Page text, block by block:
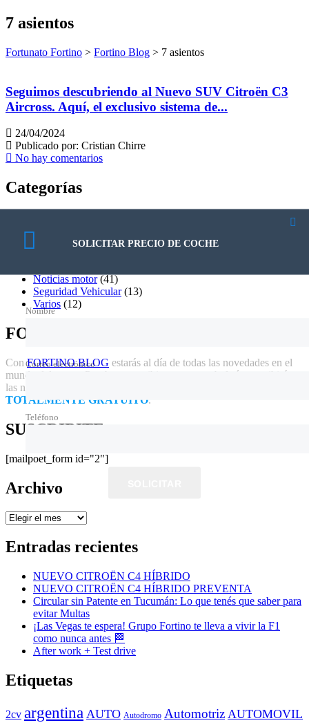
7 asientos
Fortunato Fortino > Fortino Blog > 7 asientos
Seguimos descubriendo al Nuevo SUV Citroën C3
Aircross. Aquí, el exclusivo sistema de...
24/04/2024
Publicado por: Cristian Chirre
No hay comentarios
Categorías
Cuidado del vehiculo
Deporte motor(11)
Noticias motor(41)
Seguridad Vehicular(13)
Varios (12)
FORTINO BLOG
ConFORTINO BLOG estarás al día de todas las novedades en el
mundo del motor. Prueba a suscribirte a nuestro boletín y recibirás
las noticias en tu casilla de correo, es y será siempre
TOTALMENTE GRATUITO.
SUSCRIBITE
[mailpoet_form id="2"]
Archivo
Archivo
Entradas recientes
NUEVO CITROËN C4 HÍBRIDO
NUEVO CITROËN C4 HÍBRIDO PREVENTA
Circular sin Patente en Tucumán: Lo que tenés que saber para
evitar Multas
¡Las Vegas te espera! Grupo Fortino te lleva a vivir la F1
como nunca antes 🏁
After work + Test drive
Etiquetas
2cv argentina AUTO Autodromo Automotriz AUTOMOVIL
SOLICITAR PRECIO DE COCHE
Nombre
Correo electrónico
Teléfono